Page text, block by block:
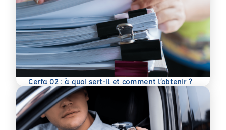
Cerfa 02 : à quoi sert-il et comment l’obtenir ?
En savoir plus